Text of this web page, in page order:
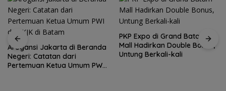
PWI
PKP Expo di Grand Batam
Mall Hadirkan Double Bonus,
Untung Berkali-kali
Amsakar Achmad